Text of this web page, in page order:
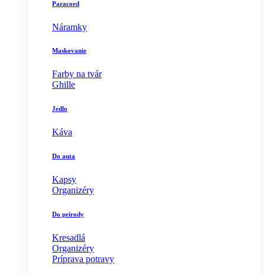
Paracord
Náramky
Maskovanie
Farby na tvár
Ghille
Jedlo
Káva
Do auta
Kapsy
Organizéry
Do prírody
Kresadlá
Organizéry
Príprava potravy